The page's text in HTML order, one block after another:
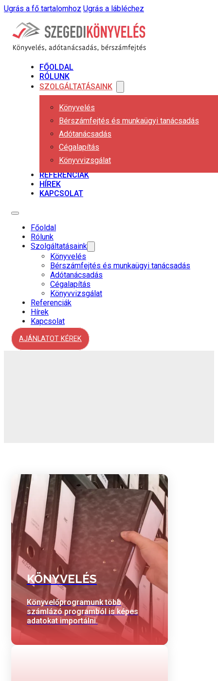
Ugrás a fő tartalomhoz Ugrás a lábléchez
FŐOLDAL
RÓLUNK
SZOLGÁLTATÁSAINK
Könyvelés
Bérszámfejtés és munkaügyi tanácsadás
Adótanácsadás
Cégalapítás
Könyvvizsgálat
REFERENCIÁK
HÍREK
KAPCSOLAT
Főoldal
Rólunk
Szolgáltatásaink
Könyvelés
Bérszámfejtés és munkaügyi tanácsadás
Adótanácsadás
Cégalapítás
Könyvvizsgálat
Referenciák
Hírek
Kapcsolat
AJÁNLATOT KÉREK
KÖNYVELÉS
Könyvelőprogramunk több
számlázó programból is képes
adatokat importálni.